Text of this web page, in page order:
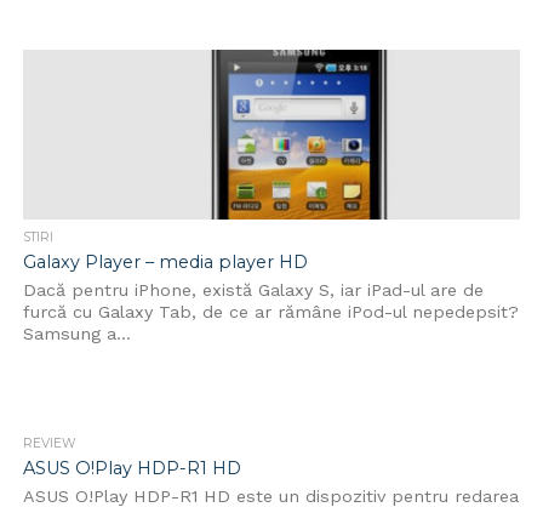
STIRI
Galaxy Player – media player HD
Dacă pentru iPhone, există Galaxy S, iar iPad-ul are de
furcă cu Galaxy Tab, de ce ar rămâne iPod-ul nepedepsit?
Samsung a...
REVIEW
ASUS O!Play HDP-R1 HD
ASUS O!Play HDP-R1 HD este un dispozitiv pentru redarea